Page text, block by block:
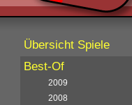
Übersicht Spiele
Best-Of
2009
2008